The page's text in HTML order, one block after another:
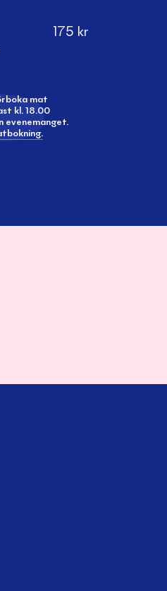
175 kr
mat
kl. 18.00
evenemanget.